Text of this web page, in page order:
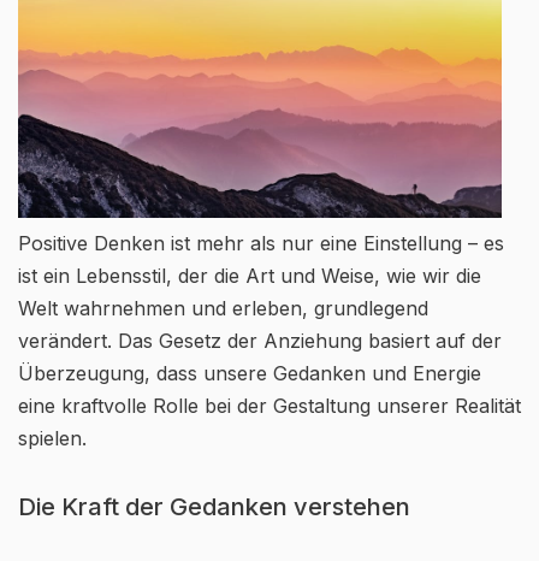
Positive Denken ist mehr als nur eine Einstellung – es
ist ein Lebensstil, der die Art und Weise, wie wir die
Welt wahrnehmen und erleben, grundlegend
verändert. Das Gesetz der Anziehung basiert auf der
Überzeugung, dass unsere Gedanken und Energie
eine kraftvolle Rolle bei der Gestaltung unserer Realität
spielen.
Die Kraft der Gedanken verstehen